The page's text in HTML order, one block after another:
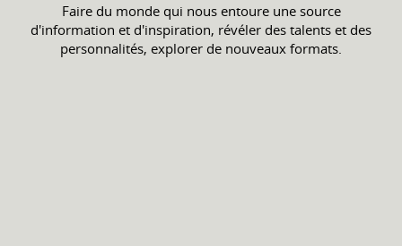
Faire du monde qui nous entoure une source
d'information et d'inspiration, révéler des talents et des
personnalités, explorer de nouveaux formats.